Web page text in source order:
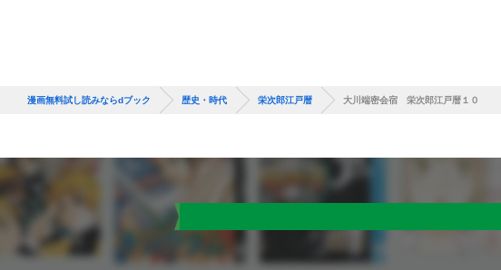
漫画無料試し読みならdブック 歴史・時代 栄次郎江戸暦 大川端密会宿 栄次郎江戸暦１０